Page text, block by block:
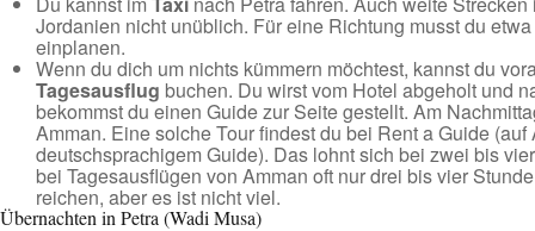
Jordanien nicht unüblich. Für eine Richtung musst du
einplanen.
Wenn du dich um nichts kümmern möchtest, kannst du
Tagesausflug buchen. Du wirst vom Hotel abgeholt und
bekommst du einen Guide zur Seite gestellt. Am
Amman. Eine solche Tour findest du bei Rent a Guide (auf
deutschsprachigem Guide). Das lohnt sich bei zwei bis
bei Tagesausflügen von Amman oft nur drei bis vier
reichen, aber es ist nicht viel.
Übernachten in Petra (Wadi Musa)